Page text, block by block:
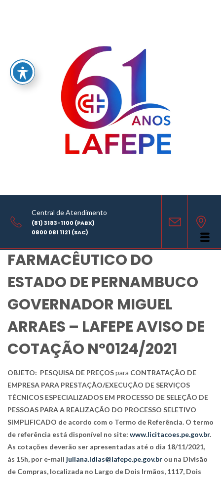
Central de Atendimento
(81) 3183-1100 (PABX)
0800 081 1121 (SAC)
LABORATÓRIO FARMACÊUTICO DO ESTADO DE PERNAMBUCO
GOVERNADOR MIGUEL ARRAES - LAFEPE AVISO DE COTAÇÃO Nº0124/2021
COMPARTILHE
LABORATÓRIO
FARMACÊUTICO DO
ESTADO DE PERNAMBUCO
GOVERNADOR MIGUEL
ARRAES – LAFEPE AVISO DE
COTAÇÃO Nº0124/2021
OBJETO: PESQUISA DE PREÇOSpara CONTRATAÇÃO DE
EMPRESA PARA PRESTAÇÃO/EXECUÇÃO DESERVIÇOS
TÉCNICOS ESPECIALIZADOS EM PROCESSO DE SELEÇÃO DE
PESSOAS PARA A REALIZAÇÃO DO PROCESSO SELETIVO
SIMPLIFICADO de acordo com o Termo de Referência. O termo
de referência está disponível no site: www.licitacoes.pe.gov.br.
As cotações deverão ser apresentadas até o dia 18/11/2021,
às 15h, por e-mail juliana.ldias@lafepe.pe.gov.br ou na Divisão
de Compras, localizada no Largo de Dois Irmãos, 1117, Dois